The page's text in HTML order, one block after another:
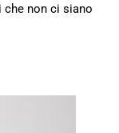
che non ci siano